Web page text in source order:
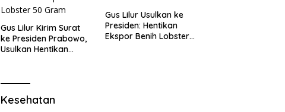
Gus Lilur Kirim Surat
ke Presiden Prabowo,
Usulkan Hentikan
Lobster 50 Gram
Gus Lilur Usulkan ke
Presiden: Hentikan
Ekspor Benih Lobster,
Kesehatan